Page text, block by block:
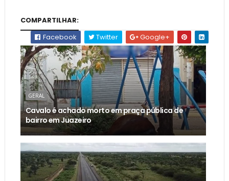
COMPARTILHAR:
Facebook
Twitter Google+
GERAL
Cavalo é achado morto em praça pública de
bairro em Juazeiro